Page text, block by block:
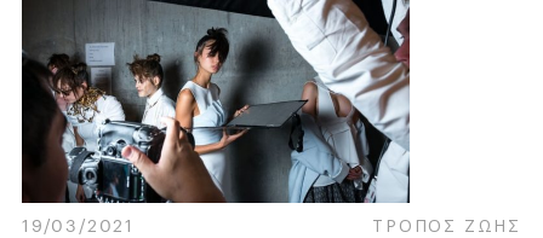
19/03/2021 ΤΡΟΠΟΣ ΖΩΗΣ